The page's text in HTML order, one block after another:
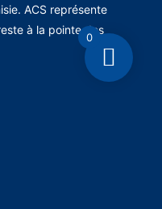
ACS représente
à la pointe des
0